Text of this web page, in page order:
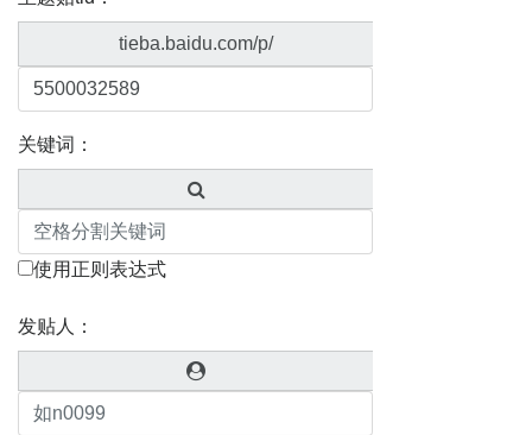
tieba.baidu.com/p/
关键词：
使用正则表达式
发贴人：